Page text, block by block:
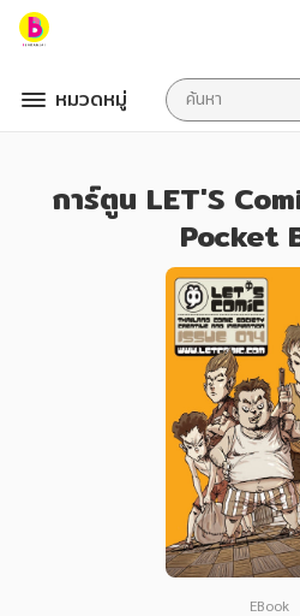
หมวดหมู่
การ์ตูน LET'S
Pocket
EBook